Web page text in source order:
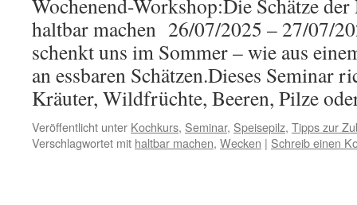
Wochenend-Workshop:Die Schätze
haltbar machen 26/07/2025 – 27/
schenkt uns im Sommer – wie aus
an essbaren Schätzen.Dieses Seminar
Kräuter, Wildfrüchte, Beeren, Pilze
Veröffentlicht unter Kochkurs, Seminar, Speisepilz, Tipps zur
Verschlagwortet mit haltbar machen, Wecken | Schreib einen